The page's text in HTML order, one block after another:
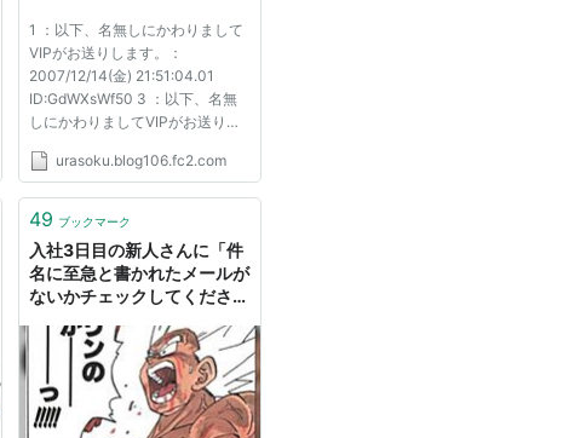
1 ：以下、名無しにかわりまして
VIPがお送りします。：
2007/12/14(金) 21:51:04.01
ID:GdWXsWf50 3 ：以下、名無
しにかわりましてVIPがお送りし
2007/12/14(金)21:53:55.44
たんだろ 4 ：１：
ID:GdWXsWf50 5 ：以下、名無
しにかわりましてVIPがお送り
し...
urasoku.blog106.fc2.com
49 ブックマーク
入社3日目の新人さんに「件
名に至急と書かれたメールが
ないかチェックしてくださ
ります！クリリンさんからで
す」って言われて、クリリ
ン…さん？？となった話